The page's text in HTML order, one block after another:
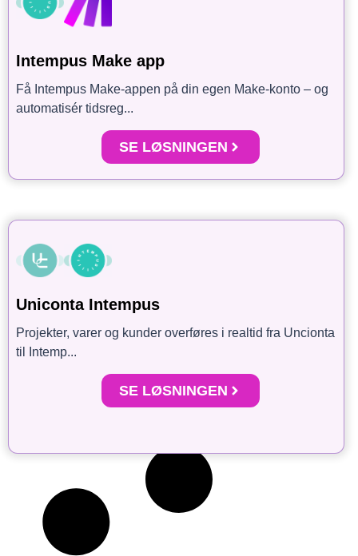
Intempus Make app
Få Intempus Make-appen på din egen Make-konto – og
automatisér tidsreg...
SE LØSNINGEN
Uniconta Intempus
Projekter, varer og kunder overføres i realtid fra Uncionta
til Intemp...
SE LØSNINGEN